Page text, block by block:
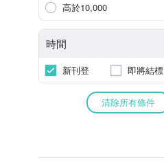
高於10,000
時間
新刊登 即將結標
清除所有條件